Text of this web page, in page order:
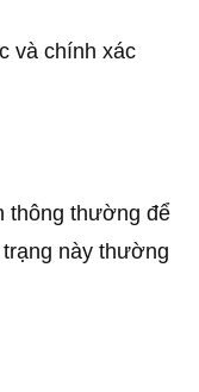
và chính xác
thông thường để
này thường